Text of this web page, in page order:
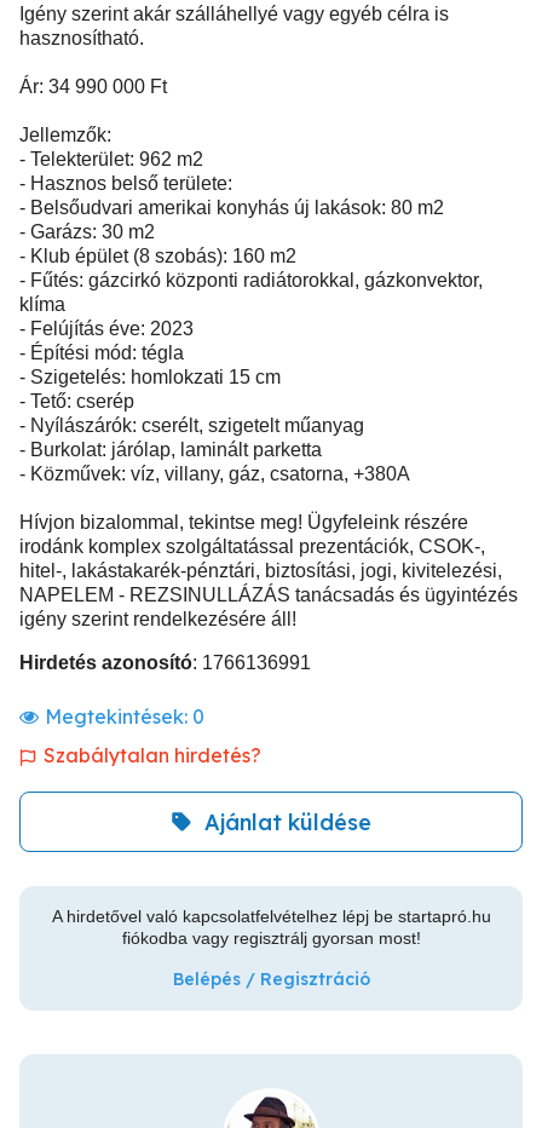
Igény szerint akár szálláhellyé vagy egyéb célra is
hasznosítható.
Ár: 34 990 000 Ft
Jellemzők:
- Telekterület: 962 m2
- Hasznos belső területe:
- Belsőudvari amerikai konyhás új lakások: 80 m2
- Garázs: 30 m2
- Klub épület (8 szobás): 160 m2
- Fűtés: gázcirkó központi radiátorokkal, gázkonvektor,
klíma
- Felújítás éve: 2023
- Építési mód: tégla
- Szigetelés: homlokzati 15 cm
- Tető: cserép
- Nyílászárók: cserélt, szigetelt műanyag
- Burkolat: járólap, laminált parketta
- Közművek: víz, villany, gáz, csatorna, +380A
Hívjon bizalommal, tekintse meg! Ügyfeleink részére
irodánk komplex szolgáltatással prezentációk, CSOK-,
hitel-, lakástakarék-pénztári, biztosítási, jogi, kivitelezési,
NAPELEM - REZSINULLÁZÁS tanácsadás és ügyintézés
igény szerint rendelkezésére áll!
Hirdetés azonosító: 1766136991
Megtekintések: 0
Szabálytalan hirdetés?
Ajánlat küldése
A hirdetővel való kapcsolatfelvételhez lépj be startapró.hu
fiókodba vagy regisztrálj gyorsan most!
Belépés / Regisztráció